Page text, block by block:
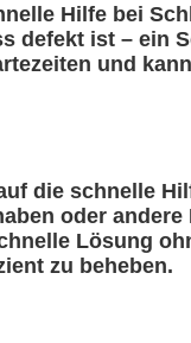
Hilfe bei
defekt ist – ein
und
die schnelle
oder
Lösung
zu beheben.